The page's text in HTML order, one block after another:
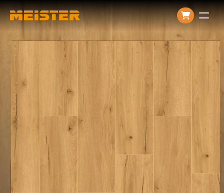
ProductenOver ons